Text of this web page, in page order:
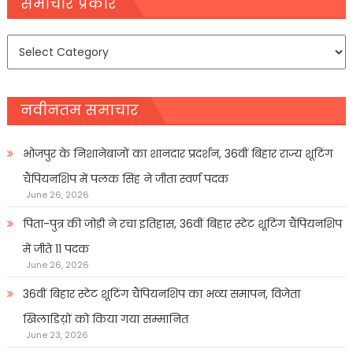
समाचार
नवीनतम समाचार
भोजपुर के निशानेबाजों का शानदार प्रदर्शन, 36वीं बिहार राज्य शूटिंग
चैंपियनशिप में पलक सिंह ने जीता स्वर्ण पदक
June 26, 2026
पिता-पुत्र की जोड़ी ने रचा इतिहास, 36वीं बिहार स्टेट शूटिंग चैंपियनशिप
में जीते 11 पदक
June 26, 2026
36वीं बिहार स्टेट शूटिंग चैंपियनशिप का भव्य समापन, विजेता
खिलाडिय़ों को किया गया सम्मानित
June 23, 2026